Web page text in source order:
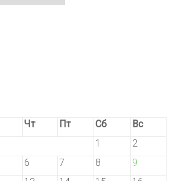
Чт Пт Сб
Вс
1
2
6 7 8
9